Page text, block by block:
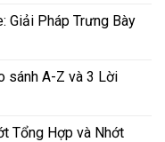
Giải Pháp Trưng Bày
sánh A-Z và 3 Lời
Tổng Hợp và Nhớt